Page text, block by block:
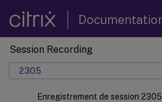
Session Recording
2305
Enregistrement de session 2305